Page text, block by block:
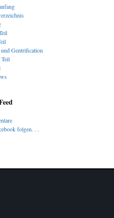
und Gentrification
folgen. . .